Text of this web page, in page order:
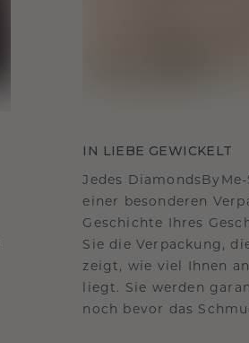
IN LIEBE GEWICKELT
Jedes
einer besonderen
Geschichte Ihres
Sie die Verpackung,
zeigt, wie viel Ihnen
liegt. Sie werden
noch bevor das